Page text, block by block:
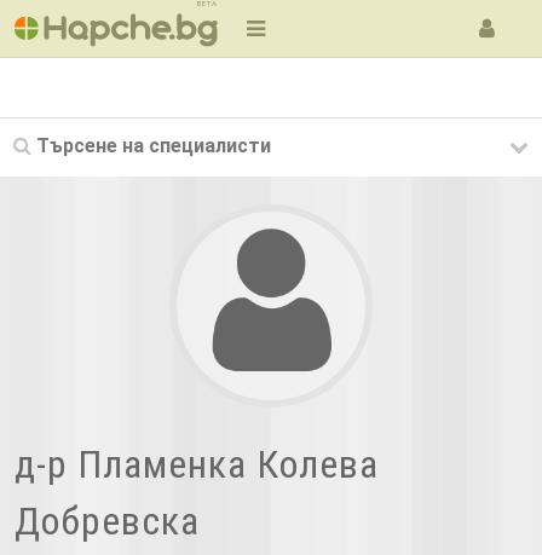
BETA
Търсене на специалисти
д-р Пламенка Колева
Добревска